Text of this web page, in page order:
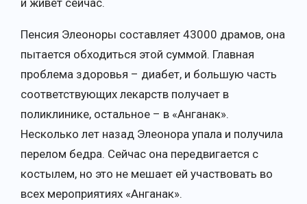
Пенсия Элеоноры составляет 43000 драмов, она
пытается обходиться этой суммой. Главная
проблема здоровья – диабет, и большую часть
соответствующих лекарств получает в
поликлинике, остальное – в «Анганак».
Несколько лет назад Элеонора упала и получила
перелом бедра. Сейчас она передвигается с
костылем, но это не мешает ей участвовать во
всех мероприятиях «Анганак».